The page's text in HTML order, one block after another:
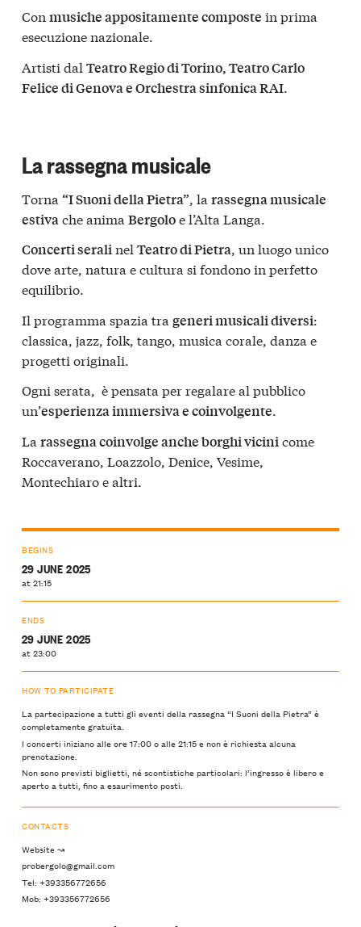
Con musiche appositamente composte in prima
esecuzione nazionale.
Artisti dal Teatro Regio di Torino, Teatro Carlo
Felice di Genova e Orchestra sinfonica RAI.
La rassegna musicale
Torna “I Suoni della Pietra”, la rassegna musicale
estivache anima Bergoloe l’Alta Langa.
Concerti seralinel Teatro di Pietra, un luogo unico
dove arte, natura e cultura si fondono in perfetto
equilibrio.
Il programma spazia tra generi musicali diversi:
classica, jazz, folk, tango, musica corale, danza e
progetti originali.
Ogni serata, è pensata per regalare al pubblico
un’esperienza immersiva e coinvolgente.
La rassegna coinvolge anche borghi vicinicome
Roccaverano, Loazzolo, Denice, Vesime,
Montechiaro e altri.
BEGINS
29 JUNE 2025
at 21:15
ENDS
29 JUNE 2025
at 23:00
HOW TO PARTICIPATE
La partecipazione a tutti gli eventi della rassegna “I Suoni della Pietra” è
completamente gratuita.
I concerti iniziano alle ore 17:00 o alle 21:15 e non è richiesta alcuna
prenotazione.
Non sono previsti biglietti, né scontistiche particolari: l’ingresso è libero e
aperto a tutti, fino a esaurimento posti.
CONTACTS
Website ↝
probergolo@gmail.com
Tel: +393356772656
Mob: +393356772656